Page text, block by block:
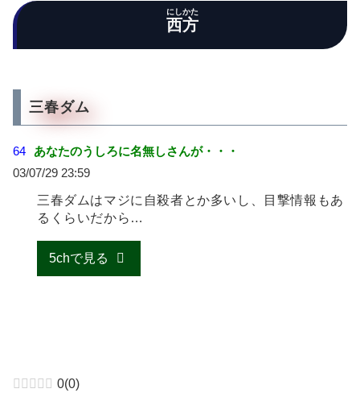
西方
にしかた
三春ダム
64
あなたのうしろに名無しさんが・・・
03/07/29 23:59
三春ダムはマジに自殺者とか多いし、目撃情報もあ
るくらいだから…
5chで見る
0(0)